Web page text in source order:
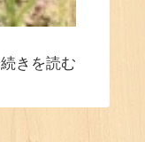
続きを読む